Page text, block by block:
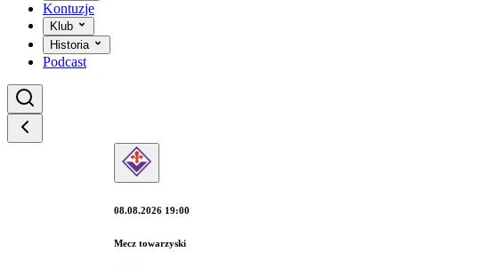
Kontuzje
Klub
Historia
Podcast
08.08.2026 19:00
Mecz towarzyski